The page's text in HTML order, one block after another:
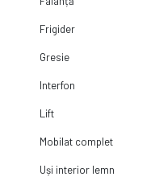
Frigider
Gresie
Interfon
Lift
Mobilat complet
Uși interior lemn